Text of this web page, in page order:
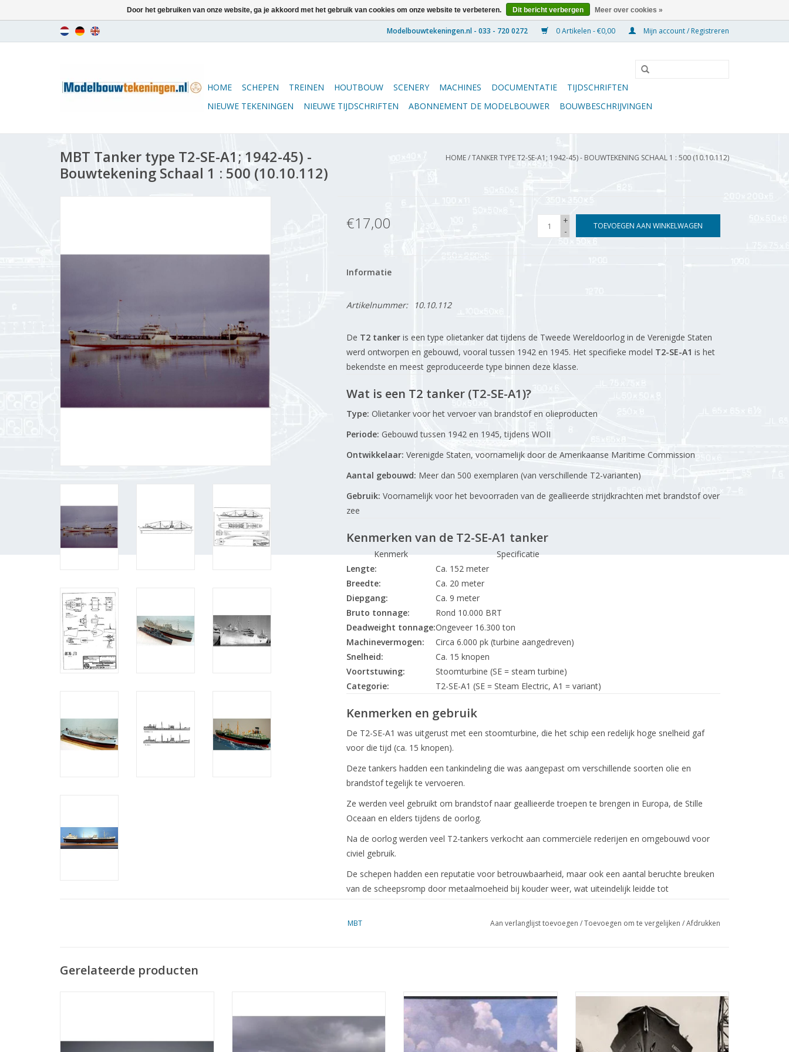
0 Artikelen - €0,00 Mijn account / Registreren
HOME SCHEPEN TREINEN HOUTBOUW SCENERY MACHINES DOCUMENTATIE
TIJDSCHRIFTEN
NIEUWE TEKENINGEN
NIEUWE TIJDSCHRIFTEN ABONNEMENT DE MODELBOUWER BOUWBESCHRIJVINGEN
MBT Tanker type T2-SE-A1; 1942-45) -
Bouwtekening Schaal 1 : 500 (10.10.112)
HOME/TANKER TYPE T2-SE-A1; 1942-45) - BOUWTEKENING SCHAAL 1 : 500 (10.10.112)
€17,00
+
-
TOEVOEGEN AAN WINKELWAGEN
Informatie
Artikelnummer: 10.10.112
De T2 tankeris een type olietanker dat tijdens de Tweede Wereldoorlog in de Verenigde Staten
werd ontworpen en gebouwd, vooral tussen 1942 en 1945. Het specifieke model T2-SE-A1 is het
bekendste en meest geproduceerde type binnen deze klasse.
Wat is een T2 tanker (T2-SE-A1)?
Type: Olietanker voor het vervoer van brandstof en olieproducten
Periode: Gebouwd tussen 1942 en 1945, tijdens WOII
Ontwikkelaar: Verenigde Staten, voornamelijk door de Amerikaanse Maritime Commission
Aantal gebouwd: Meer dan 500 exemplaren (van verschillende T2-varianten)
Gebruik: Voornamelijk voor het bevoorraden van de geallieerde strijdkrachten met brandstof over
zee
Kenmerken van de T2-SE-A1 tanker
Kenmerk
Specificatie
Lengte:
Ca. 152 meter
Breedte:
Ca. 20 meter
Diepgang:
Ca. 9 meter
Bruto tonnage:
Rond 10.000 BRT
Deadweight tonnage:Ongeveer 16.300 ton
Machinevermogen:
Circa 6.000 pk (turbine aangedreven)
Snelheid:
Ca. 15 knopen
Voortstuwing:
Stoomturbine (SE = steam turbine)
Categorie:
T2-SE-A1 (SE = Steam Electric, A1 = variant)
Kenmerken en gebruik
De T2-SE-A1 was uitgerust met een stoomturbine, die het schip een redelijk hoge snelheid gaf
voor die tijd (ca. 15 knopen).
Deze tankers hadden een tankindeling die was aangepast om verschillende soorten olie en
brandstof tegelijk te vervoeren.
Ze werden veel gebruikt om brandstof naar geallieerde troepen te brengen in Europa, de Stille
Oceaan en elders tijdens de oorlog.
Na de oorlog werden veel T2-tankers verkocht aan commerciële rederijen en omgebouwd voor
civiel gebruik.
De schepen hadden een reputatie voor betrouwbaarheid, maar ook een aantal beruchte breuken
van de scheepsromp door metaalmoeheid bij kouder weer, wat uiteindelijk leidde tot
Voorbeeld schepen
Deze schepen maakten deel uit van de grote vloot T2 tankers die de geallieerde
oorlogsinspanningen ondersteunden.
MBT Aan verlanglijst toevoegen /Toevoegen om te vergelijken /Afdrukken
Gerelateerde producten
TOEVOEGEN AAN WINKELWAGEN
: 550 (10.10.013)
MBT Walvisfabriekschip ms "Willem
Barendsz II" (1955) - Mij. v.d. Walvisvaart -
Bouwtekening Schaal 1 : 200 (10.10.016/A)
TOEVOEGEN AAN WINKELWAGEN
MBT Vrachtschip ms "Kinderdijk" (1955) -
HAL - Bouwtekening Schaal 1 : 200
(10.10.018)
TOEVOEGEN AAN WINKELWAGEN
Door het gebruiken van onze website, ga je akkoord met het gebruik van cookies om onze website te verbeteren. Dit bericht verbergen Meer over cookies »